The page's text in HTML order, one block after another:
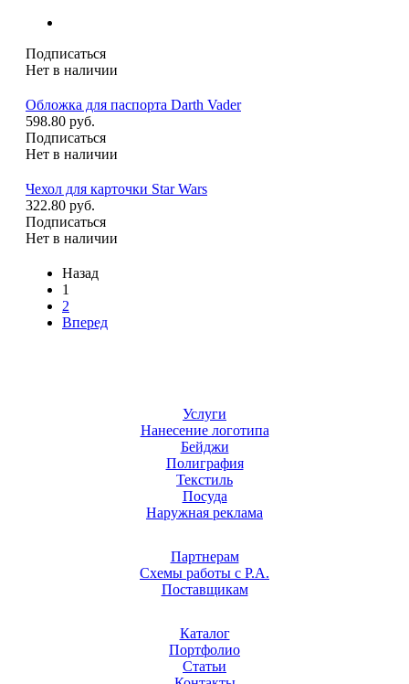
Подписаться
Нет в наличии
Обложка для паспорта Darth Vader
598.80 руб.
Подписаться
Нет в наличии
Чехол для карточки Star Wars
322.80 руб.
Подписаться
Нет в наличии
Назад
1
2
Вперед
Услуги
Нанесение логотипа
Бейджи
Полиграфия
Текстиль
Посуда
Наружная реклама
Партнерам
Схемы работы с Р.А.
Поставщикам
Каталог
Портфолио
Статьи